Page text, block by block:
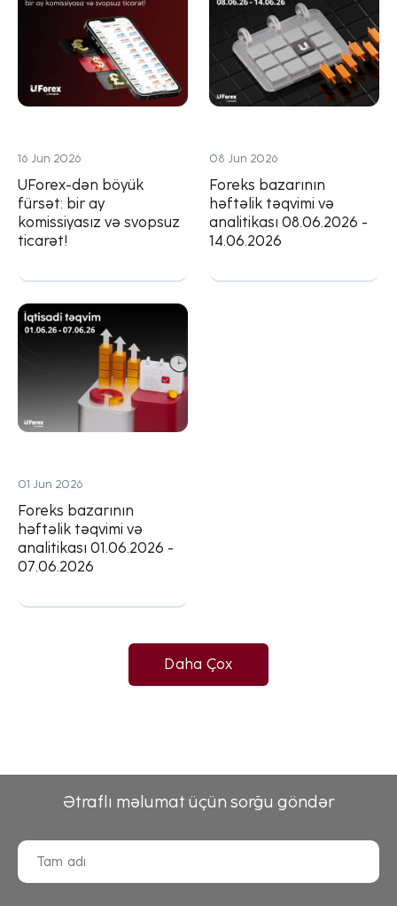
16 Jun 2026
UForex-dən böyük
fürsət: bir ay
komissiyasız və svopsuz
ticarət!
08 Jun 2026
Foreks bazarının
həftəlik təqvimi və
analitikası 08.06.2026 -
14.06.2026
01 Jun 2026
Foreks bazarının
həftəlik təqvimi və
analitikası 01.06.2026 -
07.06.2026
Daha Çox
Ətraflı məlumat üçün sorğu göndər